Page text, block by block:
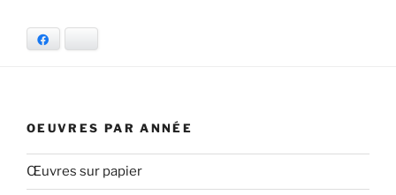
OEUVRES PAR ANNÉE
Œuvres sur papier